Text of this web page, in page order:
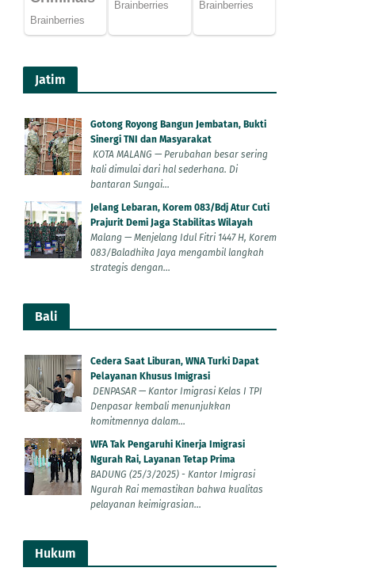
Jatim
Gotong Royong Bangun Jembatan, Bukti
Sinergi TNI dan Masyarakat
KOTA MALANG — Perubahan besar sering
kali dimulai dari hal sederhana. Di
bantaran Sungai...
Jelang Lebaran, Korem 083/Bdj Atur Cuti
Prajurit Demi Jaga Stabilitas Wilayah
Malang — Menjelang Idul Fitri 1447 H, Korem
083/Baladhika Jaya mengambil langkah
strategis dengan...
Bali
Cedera Saat Liburan, WNA Turki Dapat
Pelayanan Khusus Imigrasi
DENPASAR — Kantor Imigrasi Kelas I TPI
Denpasar kembali menunjukkan
komitmennya dalam...
WFA Tak Pengaruhi Kinerja Imigrasi
Ngurah Rai, Layanan Tetap Prima
BADUNG (25/3/2025) - Kantor Imigrasi
Ngurah Rai memastikan bahwa kualitas
pelayanan keimigrasian...
Hukum